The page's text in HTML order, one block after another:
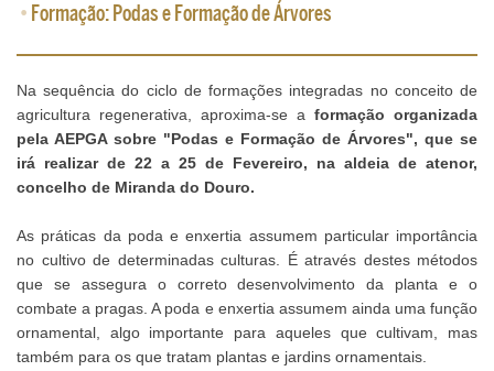
• Formação: Podas e Formação de Árvores
Na sequência do ciclo de formações integradas no conceito de
agricultura regenerativa, aproxima-se a formação organizada
pela AEPGA sobre "Podas e Formação de Árvores", que se
irá realizar de 22 a 25 de Fevereiro, na aldeia de atenor,
concelho de Miranda do Douro.
As práticas da poda e enxertia assumem particular importância
no cultivo de determinadas culturas. É através destes métodos
que se assegura o correto desenvolvimento da planta e o
combate a pragas. A poda e enxertia assumem ainda uma função
ornamental, algo importante para aqueles que cultivam, mas
também para os que tratam plantas e jardins ornamentais.